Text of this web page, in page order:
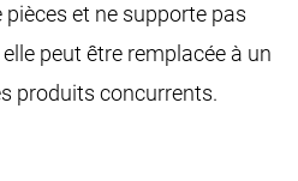
et ne supporte pas
peut être remplacée à un
produits concurrents.